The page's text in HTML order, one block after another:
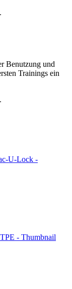
Benutzung und
Trainings ein